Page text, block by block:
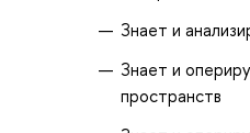
Знает и
Знает и
пространств